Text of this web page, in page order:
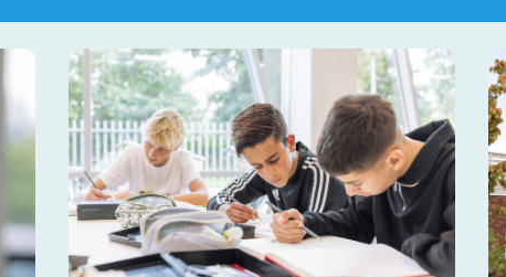
Onderwijs op het JTC
Kennismaken
Aanmelden nieuwe leerling